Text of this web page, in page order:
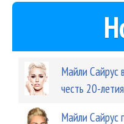
Майли Сайрус
честь 20-
Майли Сайрус